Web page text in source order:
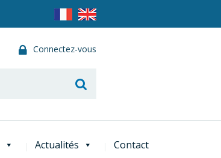
Actualités Contact
Connectez-vous